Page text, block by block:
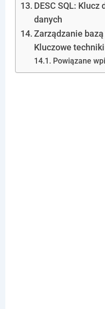
DESC SQL:
danych
Zarządzanie bazą
Kluczowe
Powiązane